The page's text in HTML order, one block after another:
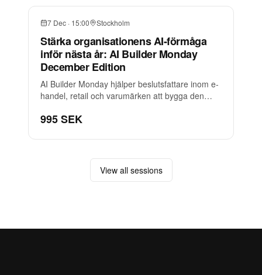
7 Dec · 15:00 Stockholm
Stärka organisationens AI-förmåga
inför nästa år: AI Builder Monday
December Edition
AI Builder Monday hjälper beslutsfattare inom e-
handel, retail och varumärken att bygga den
organisationen och kundresan.
995 SEK
View all sessions